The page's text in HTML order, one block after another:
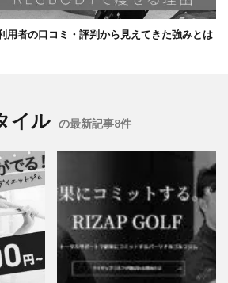
用者の口コミ・評判から見えてきた強みとは
イル の最新記事8件